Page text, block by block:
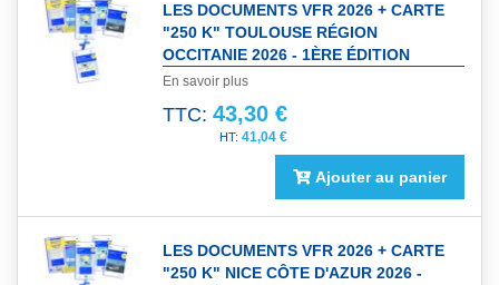
LES DOCUMENTS VFR 2026 + CARTE
"250 K" TOULOUSE RÉGION
OCCITANIE 2026 - 1ÈRE ÉDITION
En savoir plus
TTC: 43,30 €
41,04 €
Ajouter au panier
LES DOCUMENTS VFR 2026 + CARTE
"250 K" NICE CÔTE D'AZUR 2026 -